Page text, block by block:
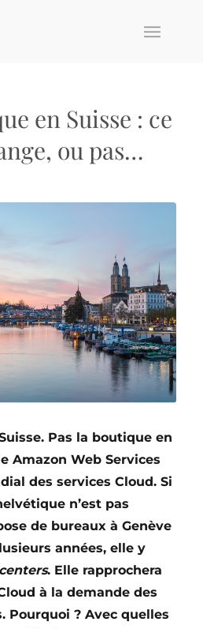
en Suisse : ce
ou pas…
Pas la boutique en
Amazon Web Services
des services Cloud. Si
n’est pas
de bureaux à Genève
années, elle y
. Elle rapprochera
à la demande des
Pourquoi ? Avec quelles